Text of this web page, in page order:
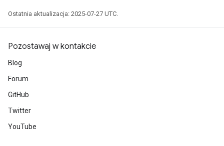
Ostatnia aktualizacja: 2025-07-27 UTC.
Pozostawaj w kontakcie
Blog
Forum
GitHub
Twitter
YouTube